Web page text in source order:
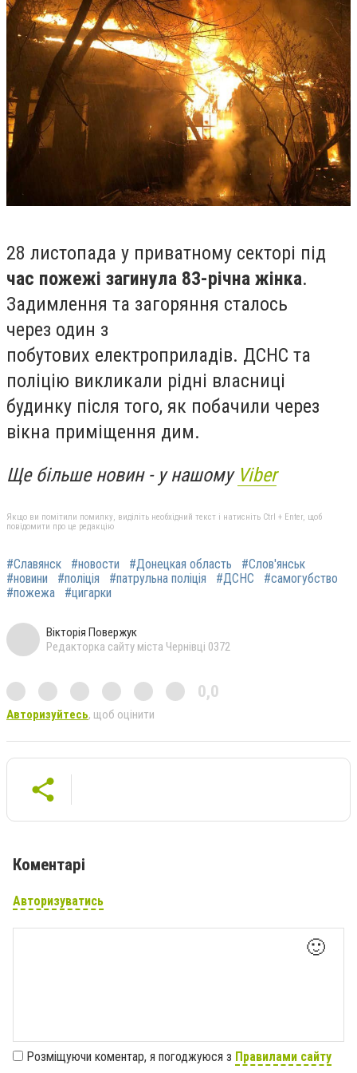
28 листопада у приватному секторі під
час пожежі загинула 83-річна жінка.
Задимлення та загоряння сталось
через один з
побутових електроприладів. ДСНС та
поліцію викликали рідні власниці
будинку після того, як побачили через
вікна приміщення дим.
Ще більше новин - у нашому Viber
Якщо ви помітили помилку, виділіть необхідний текст і натисніть Ctrl + Enter, щоб
повідомити про це редакцію
#Славянск #новости #Донецкая область
#Слов'янськ
#новини
#поліція #патрульна поліція #ДСНС
#самогубство
#пожежа
#цигарки
Вікторія Повержук
Редакторка сайту міста Чернівці 0372
0,0
Авторизуйтесь, щоб оцінити
Коментарі
Авторизуватись
🙂
Розміщуючи коментар, я погоджуюся з Правилами сайту